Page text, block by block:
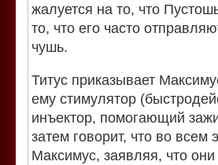
жалуется на то, что
то, что его часто
чушь.
Титус приказывает
ему стимулятор
инъектор, помогающий
затем говорит, что во всем
Максимус, заявляя, что они